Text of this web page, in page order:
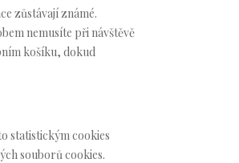
zůstávají známé.
nemusíte při návštěvě
košíku, dokud
statistickým cookies
souborů cookies.